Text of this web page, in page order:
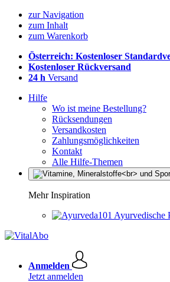
zur Navigation
zum Inhalt
zum Warenkorb
Österreich: Kostenloser
Kostenloser Rückversand
24 h Versand
Hilfe
Wo ist meine Bestellung?
Rücksendungen
Versandkosten
Zahlungsmöglichkeiten
Kontakt
Alle Hilfe-Themen
Mehr Inspiration
Ayurvedische
Anmelden
Jetzt anmelden